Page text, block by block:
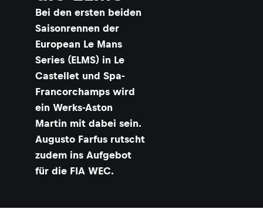
Bei den ersten beiden
Saisonrennen der
European Le Mans
Series (ELMS) in Le
Castellet und Spa-
Francorchamps wird
ein Werks-Aston
Martin mit dabei sein.
Augusto Farfus rutscht
zudem ins Aufgebot
für die FIA WEC.